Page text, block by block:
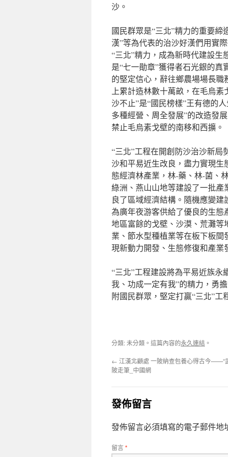
沙。
國民群眾是“三北”精力的重要締
漢”等為代表的治沙好漢們用實
“三北”精力，成為新時代建設生
是“七一勛章”獲得者石光銀的
的堅定信心，辭往鄉農場場長
上累計造林數十萬畝，在毛烏
沙不止”是“國民榜樣”王有德的
多種經營、周全發展”的改造發
禁止毛烏素戈壁的南移和西擴。
“三北”工程在開創防沙治沙新
沙和平易近生改良，盡力實現
態經濟林產業，林-藥、林-菌、
綠洲、燕山山地等建設了一批
良了區域經濟結構。隨機應變建
為廣年夜游客供給了優良的生
地區富餘的戈壁、沙漠、荒灘
業、節水型種植業等在板下板
現新動力開發、生態修復和產業
“三北”工程建設將為平易近族
我、功成一定有我”的精力，勇
附國民群眾，堅定打贏“三北”工
分類: 未分類。這篇內容的永久連結 。
← 江漢北顧處 一陂納查包養心得古今——“
陂走筆_中國網
發佈留言
發佈留言必須填寫的電子郵件地
留言*